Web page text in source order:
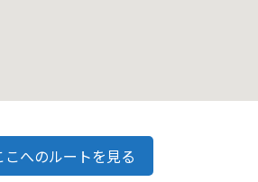
こへのルートを見る